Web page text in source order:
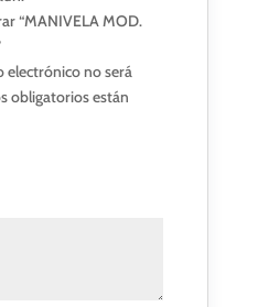
“MANIVELA MOD.
electrónico no será
obligatorios están